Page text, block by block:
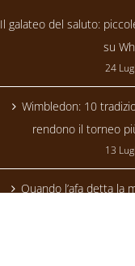
Il galateo del saluto:
su
24
Wimbledon: 10
rendono il torneo
13
Quando l’afa detta la